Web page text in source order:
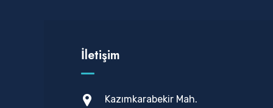
İletişim
Kazımkarabekir Mah.